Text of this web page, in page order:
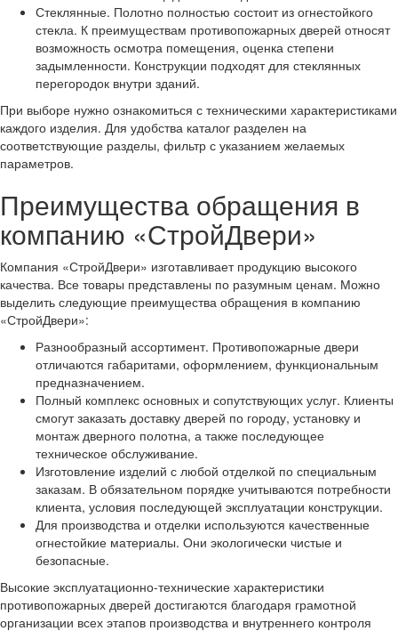
Стеклянные. Полотно полностью состоит из огнестойкого
стекла. К преимуществам противопожарных дверей относят
возможность осмотра помещения, оценка степени
задымленности. Конструкции подходят для стеклянных
перегородок внутри зданий.
При выборе нужно ознакомиться с техническими характеристиками
каждого изделия. Для удобства каталог разделен на
соответствующие разделы, фильтр с указанием желаемых
параметров.
Преимущества обращения в
компанию «СтройДвери»
Компания «СтройДвери» изготавливает продукцию высокого
качества. Все товары представлены по разумным ценам. Можно
выделить следующие преимущества обращения в компанию
«СтройДвери»:
Разнообразный ассортимент. Противопожарные двери
отличаются габаритами, оформлением, функциональным
предназначением.
Полный комплекс основных и сопутствующих услуг. Клиенты
смогут заказать доставку дверей по городу, установку и
монтаж дверного полотна, а также последующее
техническое обслуживание.
Изготовление изделий с любой отделкой по специальным
заказам. В обязательном порядке учитываются потребности
клиента, условия последующей эксплуатации конструкции.
Для производства и отделки используются качественные
огнестойкие материалы. Они экологически чистые и
безопасные.
Высокие эксплуатационно-технические характеристики
противопожарных дверей достигаются благодаря грамотной
организации всех этапов производства и внутреннего контроля